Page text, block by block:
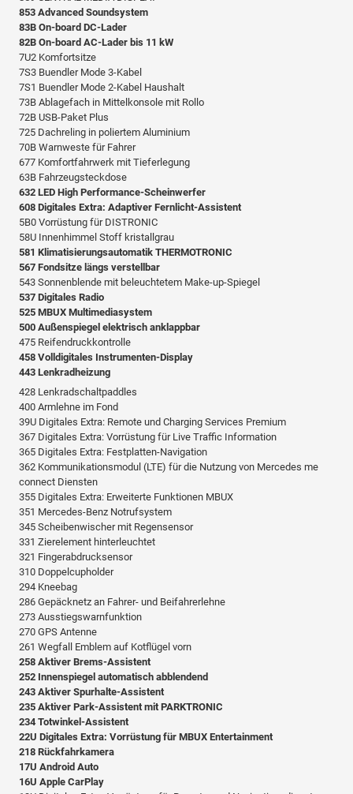
853 Advanced Soundsystem
83B On-board DC-Lader
82B On-board AC-Lader bis 11 kW
7U2 Komfortsitze
7S3 Buendler Mode 3-Kabel
7S1 Buendler Mode 2-Kabel Haushalt
73B Ablagefach in Mittelkonsole mit Rollo
72B USB-Paket Plus
725 Dachreling in poliertem Aluminium
70B Warnweste für Fahrer
677 Komfortfahrwerk mit Tieferlegung
63B Fahrzeugsteckdose
632 LED High Performance-Scheinwerfer
608 Digitales Extra: Adaptiver Fernlicht-Assistent
5B0 Vorrüstung für DISTRONIC
58U Innenhimmel Stoff kristallgrau
581 Klimatisierungsautomatik THERMOTRONIC
567 Fondsitze längs verstellbar
543 Sonnenblende mit beleuchtetem Make-up-Spiegel
537 Digitales Radio
525 MBUX Multimediasystem
500 Außenspiegel elektrisch anklappbar
475 Reifendruckkontrolle
458 Volldigitales Instrumenten-Display
443 Lenkradheizung
428 Lenkradschaltpaddles
400 Armlehne im Fond
39U Digitales Extra: Remote und Charging Services Premium
367 Digitales Extra: Vorrüstung für Live Traffic Information
365 Digitales Extra: Festplatten-Navigation
362 Kommunikationsmodul (LTE) für die Nutzung von Mercedes me
connect Diensten
355 Digitales Extra: Erweiterte Funktionen MBUX
351 Mercedes-Benz Notrufsystem
345 Scheibenwischer mit Regensensor
331 Zierelement hinterleuchtet
321 Fingerabdrucksensor
310 Doppelcupholder
294 Kneebag
286 Gepäcknetz an Fahrer- und Beifahrerlehne
273 Ausstiegswarnfunktion
270 GPS Antenne
261 Wegfall Emblem auf Kotflügel vorn
258 Aktiver Brems-Assistent
252 Innenspiegel automatisch abblendend
243 Aktiver Spurhalte-Assistent
235 Aktiver Park-Assistent mit PARKTRONIC
234 Totwinkel-Assistent
22U Digitales Extra: Vorrüstung für MBUX Entertainment
218 Rückfahrkamera
17U Android Auto
16U Apple CarPlay